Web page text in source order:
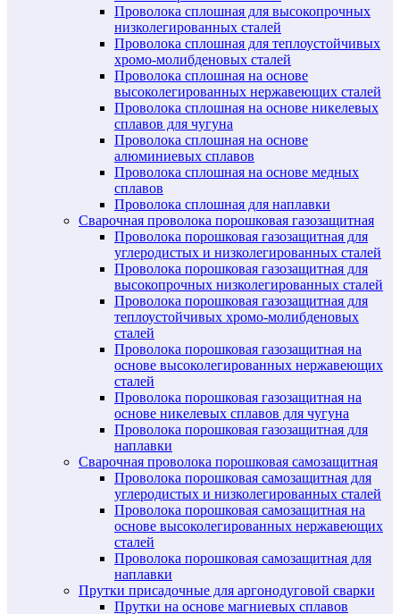
Проволока сплошная для высокопрочных
низколегированных сталей
Проволока сплошная для теплоустойчивых
хромо-молибденовых сталей
Проволока сплошная на основе
высоколегированных нержавеющих сталей
Проволока сплошная на основе никелевых
сплавов для чугуна
Проволока сплошная на основе
алюминиевых сплавов
Проволока сплошная на основе медных
сплавов
Проволока сплошная для наплавки
Сварочная проволока порошковая газозащитная
Проволока порошковая газозащитная для
углеродистых и низколегированных сталей
Проволока порошковая газозащитная для
высокопрочных низколегированных сталей
Проволока порошковая газозащитная для
теплоустойчивых хромо-молибденовых
сталей
Проволока порошковая газозащитная на
основе высоколегированных нержавеющих
сталей
Проволока порошковая газозащитная на
основе никелевых сплавов для чугуна
Проволока порошковая газозащитная для
наплавки
Сварочная проволока порошковая самозащитная
Проволока порошковая самозащитная для
углеродистых и низколегированных сталей
Проволока порошковая самозащитная на
основе высоколегированных нержавеющих
сталей
Проволока порошковая самозащитная для
наплавки
Прутки присадочные для аргонодуговой сварки
Прутки на основе магниевых сплавов